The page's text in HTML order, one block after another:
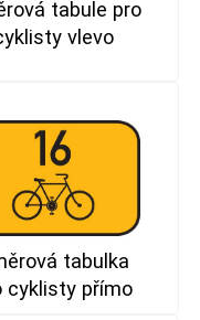
tabule pro
vlevo
tabulka
cyklisty přímo